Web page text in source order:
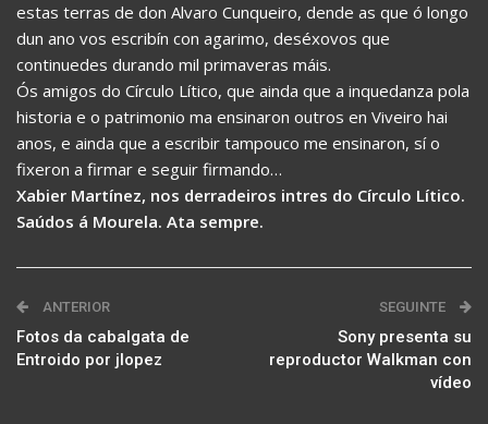
estas terras de don Alvaro Cunqueiro, dende as que ó longo
dun ano vos escribín con agarimo, deséxovos que
continuedes durando mil primaveras máis.
Ós amigos do Círculo Lítico, que ainda que a inquedanza pola
historia e o patrimonio ma ensinaron outros en Viveiro hai
anos, e ainda que a escribir tampouco me ensinaron, sí o
fixeron a firmar e seguir firmando…
Xabier Martínez, nos derradeiros intres do Círculo Lítico.
Saúdos á Mourela. Ata sempre.
ANTERIOR
Fotos da cabalgata de
Entroido por jlopez
SEGUINTE
Sony presenta su
reproductor Walkman con
vídeo